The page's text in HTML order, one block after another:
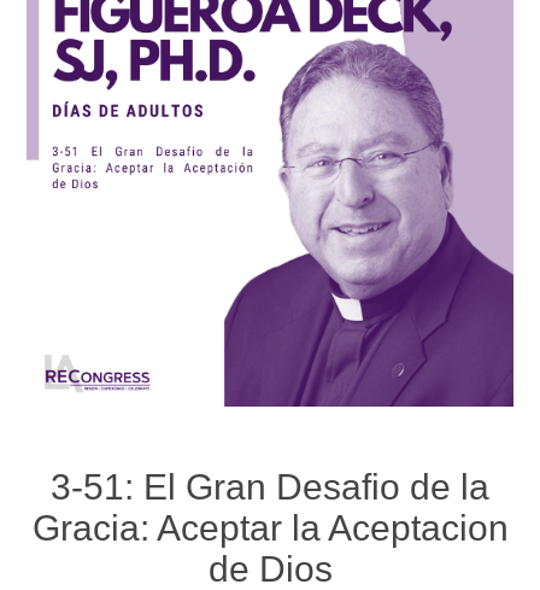
3-51: El Gran Desafio de la
Gracia: Aceptar la Aceptacion
de Dios